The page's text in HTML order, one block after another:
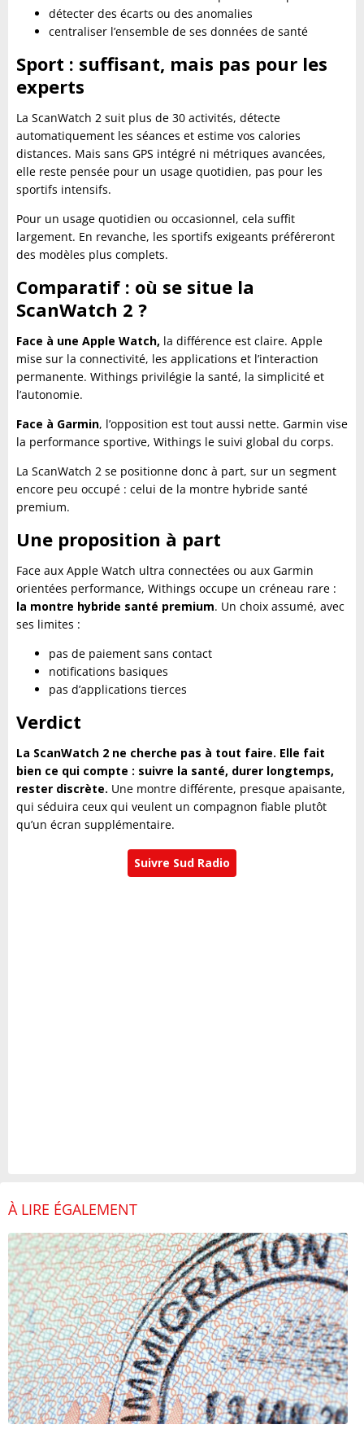
détecter des écarts ou des anomalies
centraliser l’ensemble de ses données de santé
Sport : suffisant, mais pas pour les
experts
La ScanWatch 2 suit plus de 30 activités, détecte
automatiquement les séances et estime vos calories
distances. Mais sans GPS intégré ni métriques avancées,
elle reste pensée pour un usage quotidien, pas pour les
sportifs intensifs.
Pour un usage quotidien ou occasionnel, cela suffit
largement. En revanche, les sportifs exigeants préféreront
des modèles plus complets.
Comparatif : où se situe la
ScanWatch 2 ?
Face à une Apple Watch, la différence est claire. Apple
mise sur la connectivité, les applications et l’interaction
permanente. Withings privilégie la santé, la simplicité et
l’autonomie.
Face à Garmin, l’opposition est tout aussi nette. Garmin vise
la performance sportive, Withings le suivi global du corps.
La ScanWatch 2 se positionne donc à part, sur un segment
encore peu occupé : celui de la montre hybride santé
premium.
Une proposition à part
Face aux Apple Watch ultra connectées ou aux Garmin
orientées performance, Withings occupe un créneau rare :
la montre hybride santé premium. Un choix assumé, avec
ses limites :
pas de paiement sans contact
notifications basiques
pas d’applications tierces
Verdict
La ScanWatch 2 ne cherche pas à tout faire. Elle fait
bien ce qui compte : suivre la santé, durer longtemps,
rester discrète. Une montre différente, presque apaisante,
qui séduira ceux qui veulent un compagnon fiable plutôt
qu’un écran supplémentaire.
Suivre Sud Radio
À LIRE ÉGALEMENT